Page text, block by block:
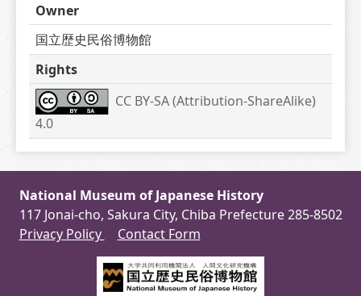
Owner
国立歴史民俗博物館
Rights
CC BY-SA (Attribution-ShareAlike)
4.0
National Museum of Japanese History
117 Jonai-cho, Sakura City, Chiba Prefecture 285-8502
Privacy Policy
Contact Form